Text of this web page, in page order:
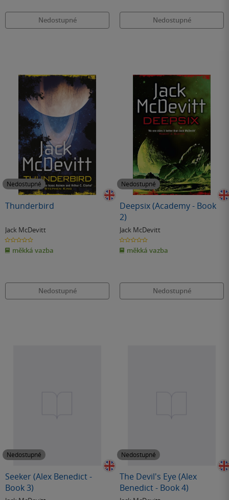
Nedostupné Nedostupné
Nedostupné
Thunderbird
Jack McDevitt
0.0
z
5
hvězdiček
měkká vazba
Nedostupné
Nedostupné
Deepsix (Academy - Book
2)
Jack McDevitt
0.0
z
5
hvězdiček
měkká vazba
Nedostupné
Nedostupné
Seeker (Alex Benedict -
Book 3)
Nedostupné
The Devil's Eye (Alex
Benedict - Book 4)